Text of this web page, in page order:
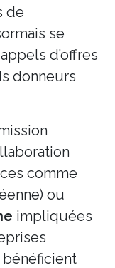
de
se
d’offres
donneurs
comme
ou
impliquées